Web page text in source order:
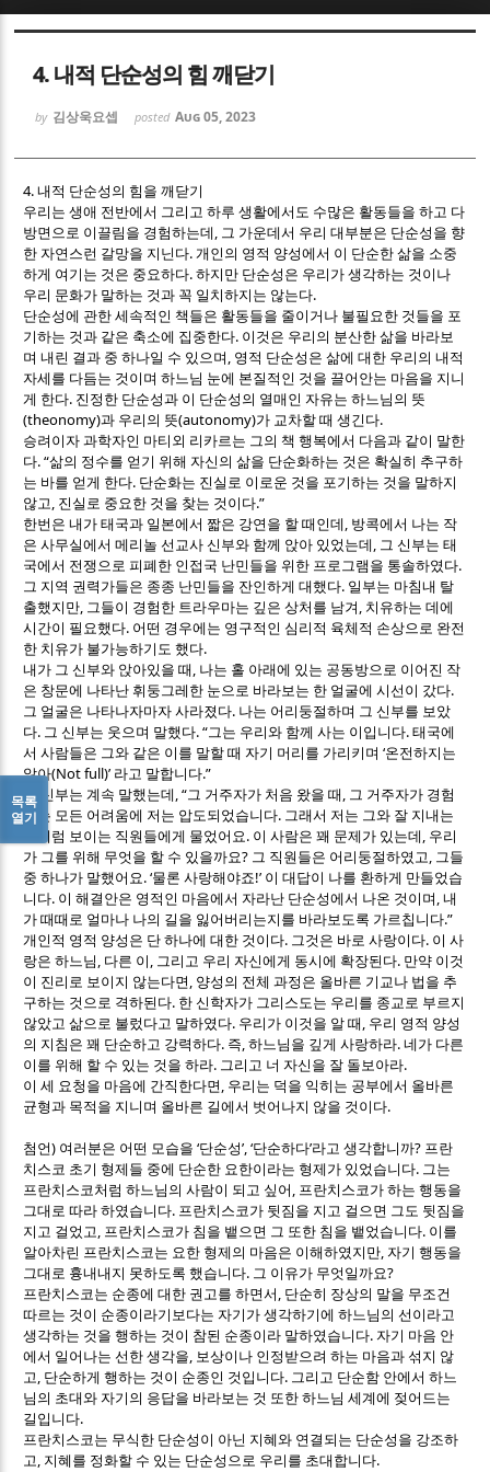
4. 내적 단순성의 힘 깨닫기
by 김상욱요셉 posted Aug 05, 2023
4.내적 단순성의 힘을 깨닫기
우리는 생애 전반에서 그리고 하루 생활에서도 수많은 활동들을 하고 다
방면으로 이끌림을 경험하는데 , 그 가운데서 우리 대부분은 단순성을 향
한 자연스런 갈망을 지닌다.개인의 영적 양성에서 이 단순한 삶을 소중
하게 여기는 것은 중요하다.하지만 단순성은 우리가 생각하는 것이나
우리 문화가 말하는 것과 꼭 일치하지는 않는다.
단순성에 관한 세속적인 책들은 활동들을 줄이거나 불필요한 것들을 포
기하는 것과 같은 축소에 집중한다. 이것은 우리의 분산한 삶을 바라보
며 내린 결과 중 하나일 수 있으며 , 영적 단순성은 삶에 대한 우리의 내적
자세를 다듬는 것이며 하느님 눈에 본질적인 것을 끌어안는 마음을 지니
게 한다. 진정한 단순성과 이 단순성의 열매인 자유는 하느님의 뜻
(theonomy)과 우리의 뜻(autonomy)가 교차할 때 생긴다.
승려이자 과학자인 마티외 리카르는 그의 책 행복에서 다음과 같이 말한
다. “삶의 정수를 얻기 위해 자신의 삶을 단순화하는 것은 확실히 추구하
는 바를 얻게 한다. 단순화는 진실로 이로운 것을 포기하는 것을 말하지
않고 , 진실로 중요한 것을 찾는 것이다.”
한번은 내가 태국과 일본에서 짧은 강연을 할 때인데 , 방콕에서 나는 작
은 사무실에서 메리놀 선교사 신부와 함께 앉아 있었는데 , 그 신부는 태
국에서 전쟁으로 피폐한 인접국 난민들을 위한 프로그램을 통솔하였다.
그 지역 권력가들은 종종 난민들을 잔인하게 대했다. 일부는 마침내 탈
출했지만, 그들이 경험한 트라우마는 깊은 상처를 남겨 , 치유하는 데에
시간이 필요했다. 어떤 경우에는 영구적인 심리적 육체적 손상으로 완전
한 치유가 불가능하기도 했다.
내가 그 신부와 앉아있을 때 , 나는 홀 아래에 있는 공동방으로 이어진 작
은 창문에 나타난 휘둥그레한 눈으로 바라보는 한 얼굴에 시선이 갔다.
그 얼굴은 나타나자마자 사라졌다. 나는 어리둥절하며 그 신부를 보았
다. 그 신부는 웃으며 말했다. “그는 우리와 함께 사는 이입니다.태국에
서 사람들은 그와 같은 이를 말할 때 자기 머리를 가리키며‘온전하지는
않아(Not full)’ 라고 말합니다.”
그 신부는 계속 말했는데 , “그 거주자가 처음 왔을 때 , 그 거주자가 경험
하는 모든 어려움에 저는 압도되었습니다. 그래서 저는 그와 잘 지내는
것처럼 보이는 직원들에게 물었어요 . 이 사람은 꽤 문제가 있는데 , 우리
가 그를 위해 무엇을 할 수 있을까요? 그 직원들은 어리둥절하였고 , 그들
중 하나가 말했어요 . ‘물론 사랑해야죠!’ 이 대답이 나를 환하게 만들었습
니다. 이 해결안은 영적인 마음에서 자라난 단순성에서 나온 것이며 ,내
가 때때로 얼마나 나의 길을 잃어버리는지를 바라보도록 가르칩니다.”
개인적 영적 양성은 단 하나에 대한 것이다. 그것은 바로 사랑이다. 이 사
랑은 하느님 , 다른 이 , 그리고 우리 자신에게 동시에 확장된다. 만약 이것
이 진리로 보이지 않는다면 , 양성의 전체 과정은 올바른 기교나 법을 추
구하는 것으로 격하된다. 한 신학자가 그리스도는 우리를 종교로 부르지
않았고 삶으로 불렀다고 말하였다. 우리가 이것을 알 때 , 우리 영적 양성
의 지침은 꽤 단순하고 강력하다. 즉,하느님을 깊게 사랑하라.네가 다른
이를 위해 할 수 있는 것을 하라. 그리고 너 자신을 잘 돌보아라.
이 세 요청을 마음에 간직한다면 , 우리는 덕을 익히는 공부에서 올바른
균형과 목적을 지니며 올바른 길에서 벗어나지 않을 것이다.
첨언) 여러분은 어떤 모습을‘단순성’, ‘단순하다’라고 생각합니까? 프란
치스코 초기 형제들 중에 단순한 요한이라는 형제가 있었습니다. 그는
프란치스코처럼 하느님의 사람이 되고 싶어 , 프란치스코가 하는 행동을
그대로 따라 하였습니다. 프란치스코가 뒷짐을 지고 걸으면 그도 뒷짐을
지고 걸었고 , 프란치스코가 침을 뱉으면 그 또한 침을 뱉었습니다. 이를
알아차린 프란치스코는 요한 형제의 마음은 이해하였지만,자기 행동을
그대로 흉내내지 못하도록 했습니다. 그 이유가 무엇일까요?
프란치스코는 순종에 대한 권고를 하면서 , 단순히 장상의 말을 무조건
따르는 것이 순종이라기보다는 자기가 생각하기에 하느님의 선이라고
생각하는 것을 행하는 것이 참된 순종이라 말하였습니다.자기 마음 안
에서 일어나는 선한 생각을, 보상이나 인정받으려 하는 마음과 섞지 않
고 , 단순하게 행하는 것이 순종인 것입니다. 그리고 단순함 안에서 하느
님의 초대와 자기의 응답을 바라보는 것 또한 하느님 세계에 젖어드는
길입니다.
프란치스코는 무식한 단순성이 아닌 지혜와 연결되는 단순성을 강조하
고 , 지혜를 정화할 수 있는 단순성으로 우리를 초대합니다.
목록
열기
Sketchbook5, 스케치북5
Sketchbook5, 스케치북5
Sketchbook5, 스케치북5
Sketchbook5, 스케치북5